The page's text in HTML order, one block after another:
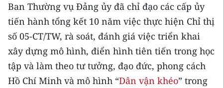
Ban Thường vụ Đảng ủy đã chỉ đạo các cấp ủy
tiến hành tổng kết 10 năm việc thực hiện Chỉ thị
số 05-CT/TW, rà soát, đánh giá việc triển khai
xây dựng mô hình, điển hình tiên tiến trong học
tập và làm theo tư tưởng, đạo đức, phong cách
Hồ Chí Minh và mô hình “Dân vận khéo” trong